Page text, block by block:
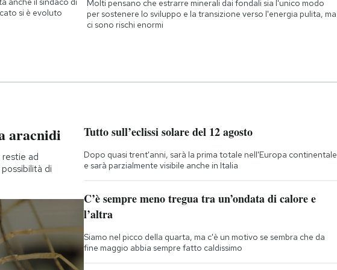
si è evoluto
Molti pensano che estrarre minerali dai fondali sia l'unico modo
per sostenere lo sviluppo e la transizione verso l'energia pulita, ma
ci sono rischi enormi
aracnidi
restie ad
di
Tutto sull’eclissi solare del 12 agosto
Dopo quasi trent'anni, sarà la prima totale nell'Europa continentale
e sarà parzialmente visibile anche in Italia
C’è sempre meno tregua tra un’ondata di calore e
l’altra
Siamo nel picco della quarta, ma c'è un motivo se sembra che da
fine maggio abbia sempre fatto caldissimo